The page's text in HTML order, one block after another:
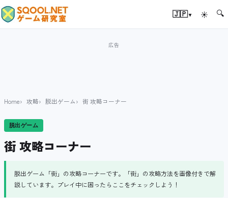
🇯🇵▾ ☀ 🔍
Home 攻略 脱出ゲーム 街 攻略コーナー
脱出ゲーム
街 攻略コーナー
脱出ゲーム「街」の攻略コーナーです。「街」の攻略方法を画像付きで解
説しています。プレイ中に困ったらここをチェックしよう！